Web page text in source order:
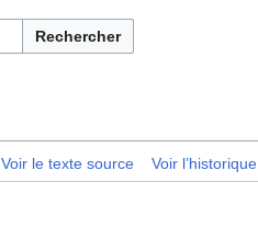
Rechercher
Voir le texte source Voir l’historique